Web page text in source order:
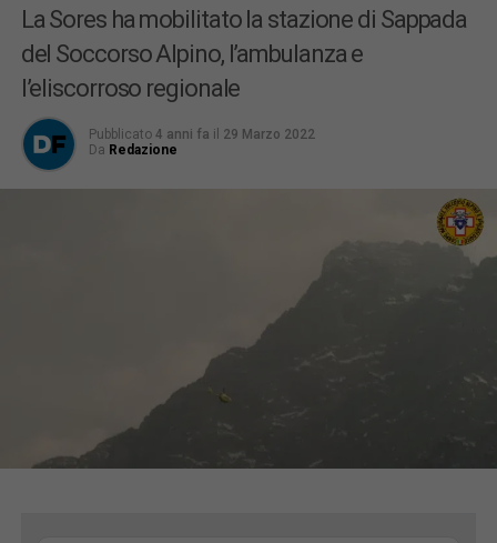
La Sores ha mobilitato la stazione di Sappada
del Soccorso Alpino, l’ambulanza e
l’eliscorroso regionale
Pubblicato 4 anni fa il 29 Marzo 2022
Da Redazione